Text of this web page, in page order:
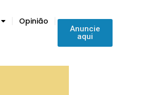
Opinião
Anuncie
aqui